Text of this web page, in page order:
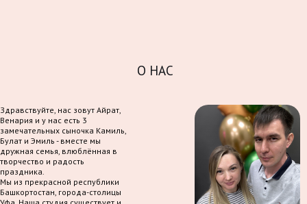
О НАС
Здравствуйте, нас зовут Айрат,
Венария и у нас есть 3
замечательных сыночка Камиль,
Булат и Эмиль - вместе мы
дружная семья, влюблённая в
творчество и радость
праздника.
Мы из прекрасной республики
Башкортостан, города-столицы
Уфа. Наша студия существует и